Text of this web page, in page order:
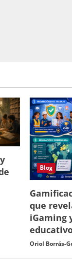
Blog
que
iGaming
Oriol Borrás-